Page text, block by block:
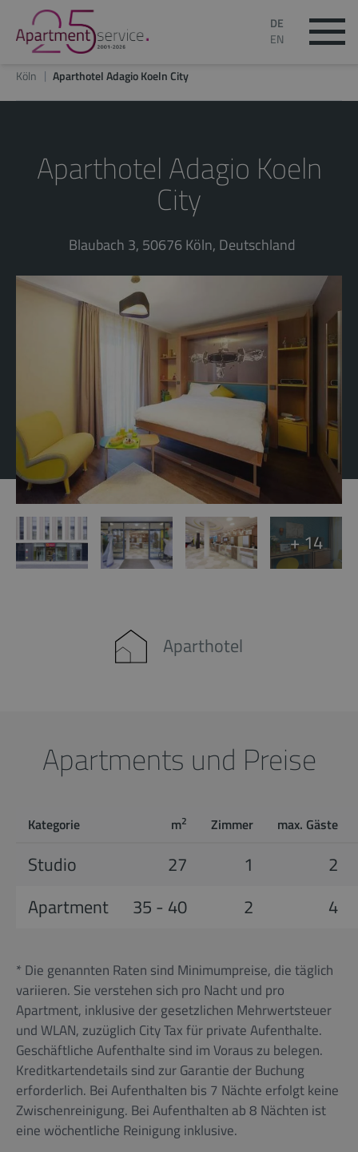
DE
EN
Köln Aparthotel Adagio Koeln City
Aparthotel Adagio Koeln
City
Blaubach 3, 50676 Köln, Deutschland
+ 14
Aparthotel
Apartments und Preise
Kategorie m2 Zimmer max. Gäste
Studio 27 1
2
Apartment
35 - 40 2 4
* Die genannten Raten sind Minimumpreise, die täglich
variieren. Sie verstehen sich pro Nacht und pro
Apartment, inklusive der gesetzlichen Mehrwertsteuer
und WLAN, zuzüglich City Tax für private Aufenthalte.
Geschäftliche Aufenthalte sind im Voraus zu belegen.
Kreditkartendetails sind zur Garantie der Buchung
erforderlich. Bei Aufenthalten bis 7 Nächte erfolgt keine
Zwischenreinigung. Bei Aufenthalten ab 8 Nächten ist
eine wöchentliche Reinigung inklusive.